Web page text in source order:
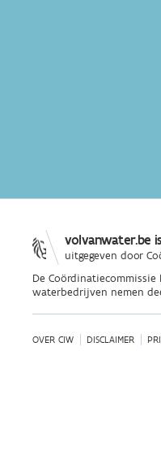
volvanwater.be
uitgegeven door
De
waterbedrijven nemen
OVER CIW DISCLAIMER